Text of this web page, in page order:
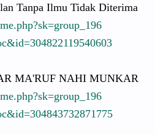
Tanpa Ilmu Tidak Diterima
=group_196
c&id=304822119540603
MA'RUF NAHI MUNKAR
=group_196
c&id=304843732871775